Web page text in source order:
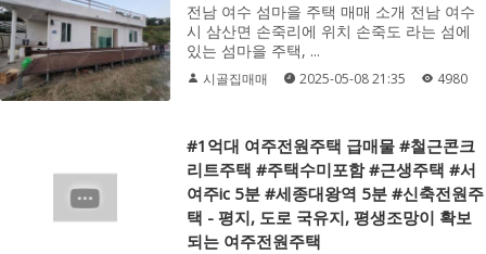
전남 여수 섬마을 주택 매매 소개 전남 여수
시 삼산면 손죽리에 위치 손죽도 라는 섬에
있는 섬마을 주택, ...
시골집매매 2025-05-08 21:35 4980
#1억대 여주전원주택 급매물 #철근콘크
리트주택 #주택수미포함 #근생주택 #서
여주ic 5분 #세종대왕역 5분 #신축전원주
택 - 평지, 도로 국유지, 평생조망이 확보
되는 여주전원주택